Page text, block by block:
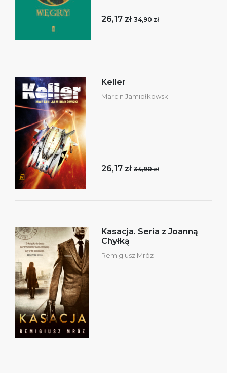
26,17 zł 34,90 zł
Keller
Marcin Jamiołkowski
26,17 zł 34,90 zł
Kasacja. Seria z Joanną
Chyłką
Remigiusz Mróz